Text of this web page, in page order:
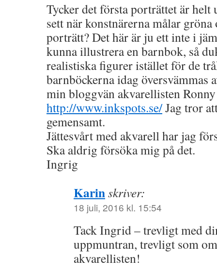
Tycker det första porträttet är
sett när konstnärerna målar
porträtt? Det här är ju ett inte i
kunna illustrera en barnbok, så
realistiska figurer istället för de
barnböckerna idag översvämmas
min bloggvän akvarellisten
http://www.inkspots.se/Jag tror
gemensamt.
Jättesvårt med akvarell har jag
Ska aldrig försöka mig på det.
Ingrig
Karinskriver:
18 juli, 2016 kl. 15:54
Tack Ingrid – trevligt med
uppmuntran, trevligt som
akvarellisten!